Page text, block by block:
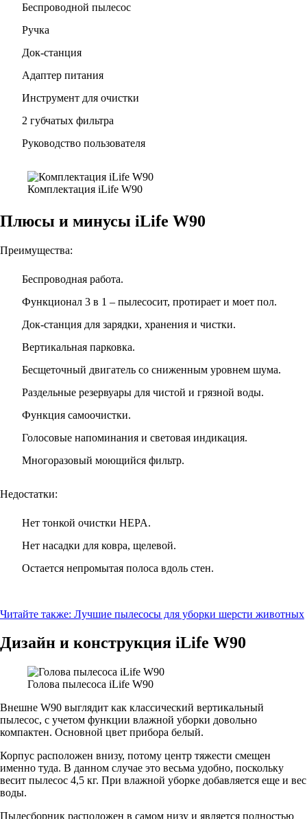
Беспроводной пылесос
Ручка
Док-станция
Адаптер питания
Инструмент для очистки
2 губчатых фильтра
Руководство пользователя
Комплектация iLife W90
Плюсы и минусы iLife W90
Преимущества:
Беспроводная работа.
Функционал 3 в 1 – пылесосит, протирает и моет пол.
Док-станция для зарядки, хранения и чистки.
Вертикальная парковка.
Бесщеточный двигатель со сниженным уровнем шума.
Раздельные резервуары для чистой и грязной воды.
Функция самоочистки.
Голосовые напоминания и световая индикация.
Многоразовый моющийся фильтр.
Недостатки:
Нет тонкой очистки HEPA.
Нет насадки для ковра, щелевой.
Остается непромытая полоса вдоль стен.
Читайте также: Лучшие пылесосы для уборки шерсти животных
Дизайн и конструкция iLife W90
Голова пылесоса iLife W90
Внешне W90 выглядит как классический вертикальный
пылесос, с учетом функции влажной уборки довольно
компактен. Основной цвет прибора белый.
Корпус расположен внизу, потому центр тяжести смещен
именно туда. В данном случае это весьма удобно, поскольку
весит пылесос 4,5 кг. При влажной уборке добавляется еще и вес
воды.
Пылесборник расположен в самом низу и является полностью